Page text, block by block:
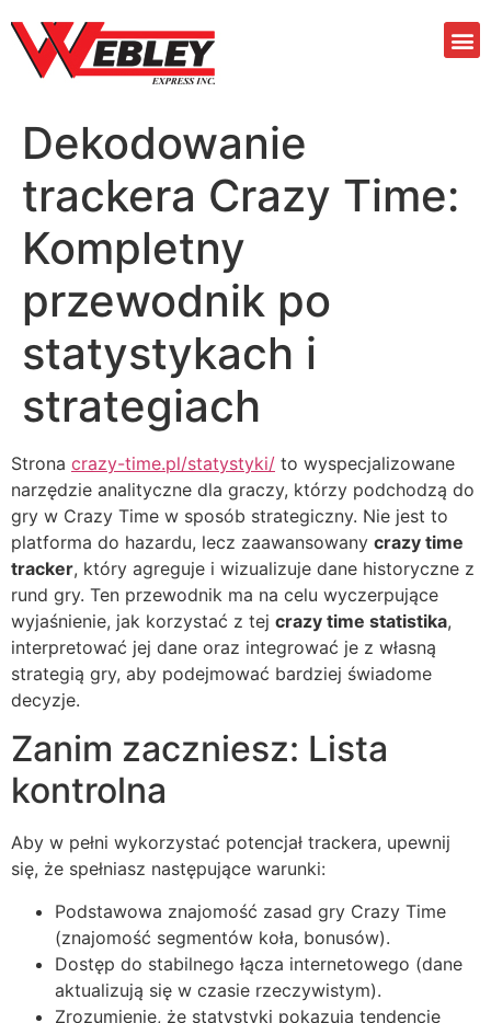
Dekodowanie
trackera Crazy Time:
Kompletny
przewodnik po
statystykach i
strategiach
Strona crazy-time.pl/statystyki/ to wyspecjalizowane
narzędzie analityczne dla graczy, którzy podchodzą do
gry w Crazy Time w sposób strategiczny. Nie jest to
platforma do hazardu, lecz zaawansowany crazy time
tracker, który agreguje i wizualizuje dane historyczne z
rund gry. Ten przewodnik ma na celu wyczerpujące
wyjaśnienie, jak korzystać z tej crazy time statistika,
interpretować jej dane oraz integrować je z własną
strategią gry, aby podejmować bardziej świadome
decyzje.
Zanim zaczniesz: Lista
kontrolna
Aby w pełni wykorzystać potencjał trackera, upewnij
się, że spełniasz następujące warunki:
Podstawowa znajomość zasad gry Crazy Time
(znajomość segmentów koła, bonusów).
Dostęp do stabilnego łącza internetowego (dane
aktualizują się w czasie rzeczywistym).
Zrozumienie, że statystyki pokazują tendencje